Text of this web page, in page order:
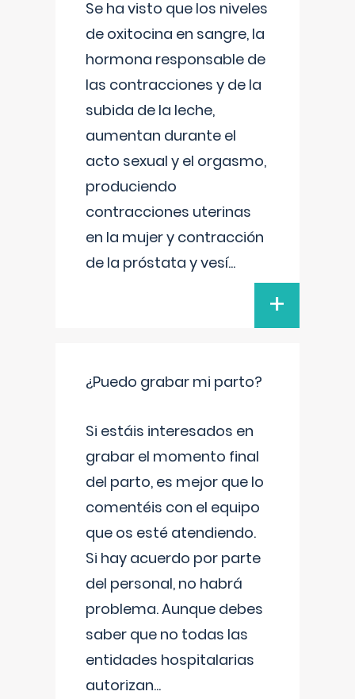
Se ha visto que los niveles
de oxitocina en sangre, la
hormona responsable de
las contracciones y de la
subida de la leche,
aumentan durante el
acto sexual y el orgasmo,
produciendo
contracciones uterinas
en la mujer y contracción
de la próstata y vesí...
+
¿Puedo grabar mi parto?
Si estáis interesados en
grabar el momento final
del parto, es mejor que lo
comentéis con el equipo
que os esté atendiendo.
Si hay acuerdo por parte
del personal, no habrá
problema. Aunque debes
saber que no todas las
entidades hospitalarias
autorizan...